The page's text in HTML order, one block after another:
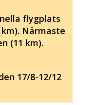
flygplats
Närmaste
(11 km).
17/8-12/12